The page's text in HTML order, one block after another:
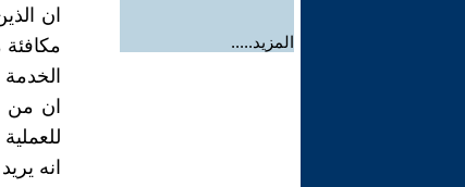
المزيد.....
ان
ان من
انه